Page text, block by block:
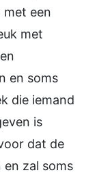
met een
met
en soms
die iemand
is
dat de
zal soms